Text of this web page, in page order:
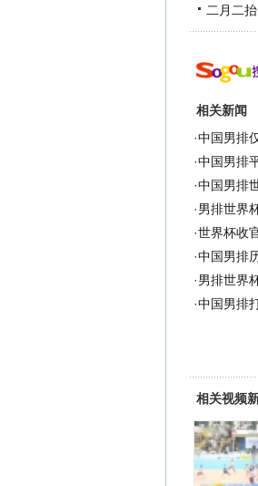
二月二
相关新闻
·中国男排
·中国男排
·中国男排
·男排世界
·世界杯收
·中国男排
·男排世界
·中国男排
相关视频